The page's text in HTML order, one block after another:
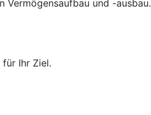
Vermögensaufbau und -ausbau.
Ihr Ziel.